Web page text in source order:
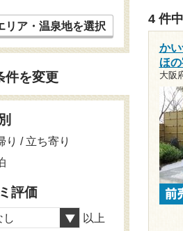
4 件中
か
ほの
大阪
リア・温泉地を選択
件を変更
り / 立ち寄り
評価
し 以上